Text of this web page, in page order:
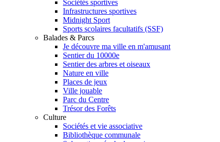
Sociétés sportives
Infrastructures sportives
Midnight Sport
Sports scolaires facultatifs (SSF)
Balades & Parcs
Je découvre ma ville en m'amusant
Sentier du 10000e
Sentier des arbres et oiseaux
Nature en ville
Places de jeux
Ville jouable
Parc du Centre
Trésor des Forêts
Culture
Sociétés et vie associative
Bibliothèque communale